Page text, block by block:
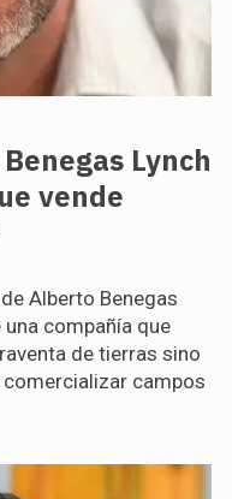
Lynch
vende
Alberto Benegas
compañía que
de tierras sino
campos